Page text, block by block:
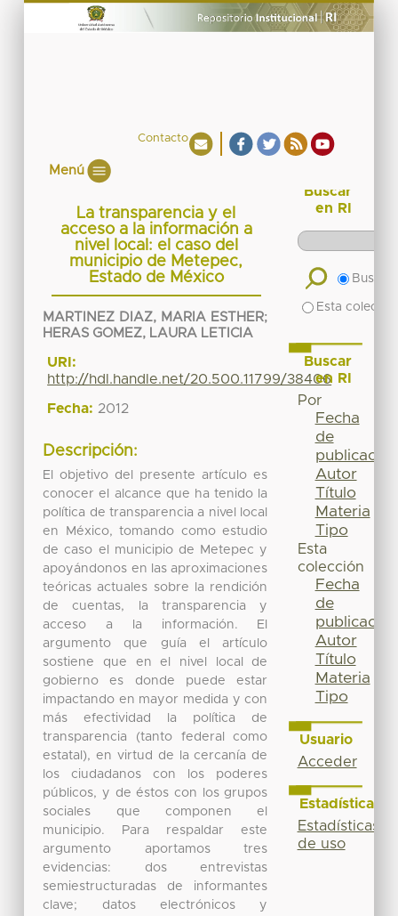
Contacto
Menú
La transparencia y el
acceso a la información a
nivel local: el caso del
municipio de Metepec,
Estado de México
MARTINEZ DIAZ, MARIA ESTHER;
HERAS GOMEZ, LAURA LETICIA
URI:
http://hdl.handle.net/20.500.11799/38406
Fecha: 2012
Descripción:
El objetivo del presente artículo es
conocer el alcance que ha tenido la
política de transparencia a nivel local
en México, tomando como estudio
de caso el municipio de Metepec y
apoyándonos en las aproximaciones
teóricas actuales sobre la rendición
de cuentas, la transparencia y
acceso a la información. El
argumento que guía el artículo
sostiene que en el nivel local de
gobierno es donde puede estar
impactando en mayor medida y con
más efectividad la política de
transparencia (tanto federal como
estatal), en virtud de la cercanía de
los ciudadanos con los poderes
públicos, y de éstos con los grupos
sociales que componen el
municipio. Para respaldar este
argumento aportamos tres
evidencias: dos entrevistas
semiestructuradas de informantes
clave; datos electrónicos y
Buscar
en RI
Buscar
Esta
Buscar
en RI
Por
Fecha
de
publicación
Autor
Título
Materia
Tipo
Esta
colección
Fecha
de
publicación
Autor
Título
Materia
Tipo
Usuario
Acceder
Estadísticas
Estadísticas
de uso